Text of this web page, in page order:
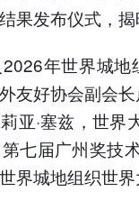
果发布仪式，
年世界城
友好协会副会
亚·塞兹，世界
七届广州奖技
界城地组织世